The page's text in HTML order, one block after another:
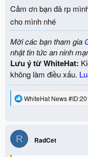
Cảm ơn bạn đã rp
cho mình nhé
Mời các bạn tham gia
nhật tin tức an ninh
Lưu ý từ WhiteHat:
không làm điều xấu.
R
t
o
n
WhiteHat News
R RadCet